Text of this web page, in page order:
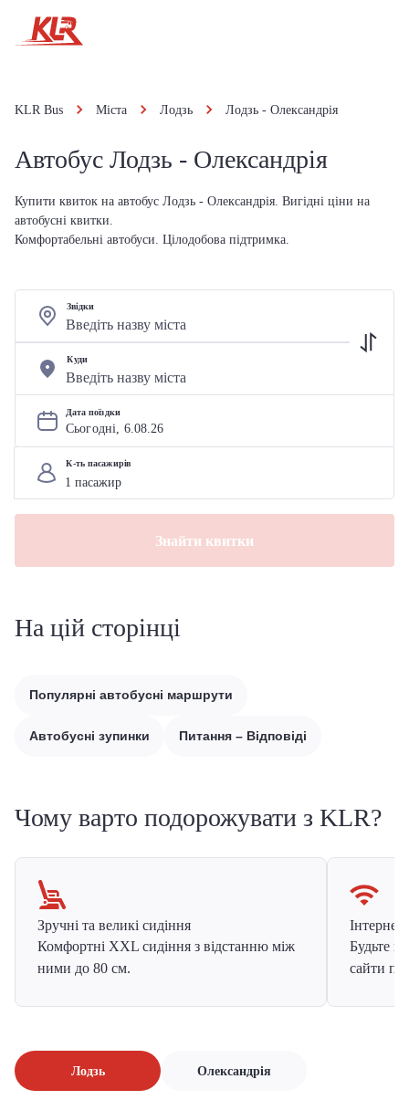
KLR Bus Міста Лодзь Лодзь - Олександрія
Автобус Лодзь - Олександрія
Купити квиток на автобус Лодзь - Олександрія. Вигідні ціни на
автобусні квитки.
Комфортабельні автобуси. Цілодобова підтримка.
Звідки
Куди
Дата поїздки
Сьогодні, 6.08.26
К-ть пасажирів
Знайти квитки
На цій сторінці
Популярні автобусні маршрути
Автобусні зупинки Питання – Відповіді
Чому варто подорожувати з KLR?
Зручні та великі сидіння
Комфортні XXL сидіння з відстанню між
ними до 80 см.
Інтернет
Будьте
сайти
Лодзь Олександрія